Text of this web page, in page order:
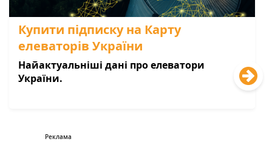
Купити підписку на Карту
елеваторів України
Найактуальніші дані про елеватори
України.